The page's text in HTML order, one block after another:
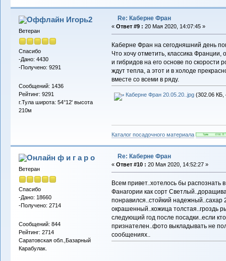
Игорь2
Ветеран
Спасибо
-Дано: 4430
-Получено: 9291
Сообщений: 1436
Рейтинг: 9291
г.Тула широта: 54°12' высота
210м
Re: Каберне Фран
« Ответ #9 : 20 Мая 2020, 14:07:45 »
Каберне Фран на сегодняшний день
Что хочу отметить, классика Франции,
и гибридов на его основе по скорости
ждут тепла, а этот и в холоде
вместе со всеми в ряду.
Каберне Фран 20.05.20..jpg(302.06 КБ,
Каталог посадочного материала
ф и г а р о
Ветеран
Спасибо
-Дано: 18660
-Получено: 2714
Сообщений: 844
Рейтинг: 2714
Саратовская обл.,Базарный
Карабулак.
Re: Каберне Фран
« Ответ #10 : 20 Мая 2020, 14:52:27 »
Всем привет..хотелось бы
Фанагории как сорт
понравился..стойкий надежный..сахар
окрашенный..кожица толстая..гроздь
следующий год после посадки..если
признателен..фото выкладывать не
сообщениях..